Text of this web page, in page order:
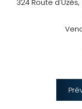
324 Route d'Uzès,